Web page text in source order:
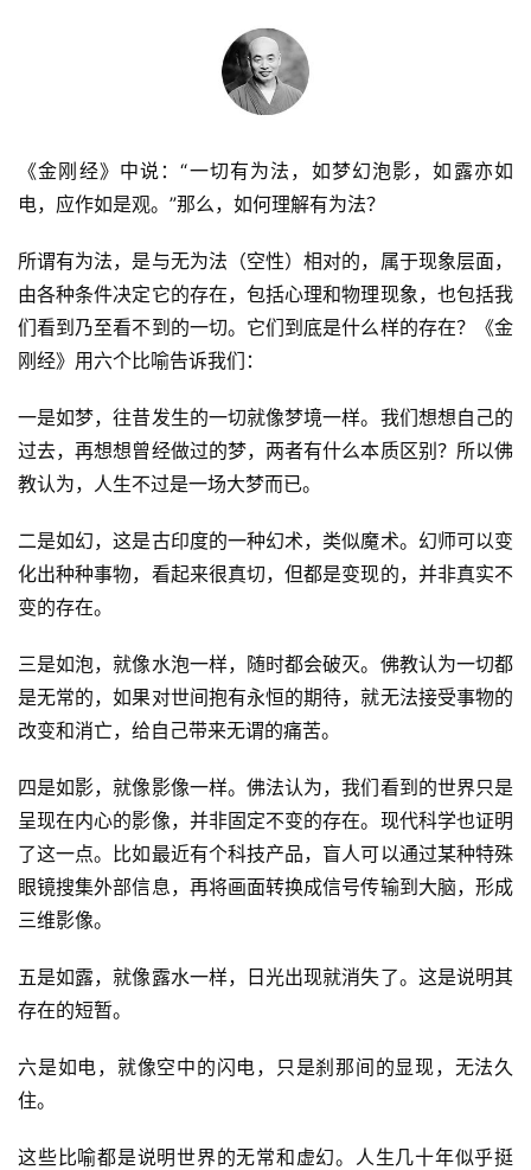
《金刚经》中说：“一切有为法，如梦幻泡影，如露亦如
电，应作如是观。”那么，如何理解有为法？
所谓有为法，是与无为法（空性）相对的，属于现象层面，
由各种条件决定它的存在，包括心理和物理现象，也包括我
们看到乃至看不到的一切。它们到底是什么样的存在？《金
刚经》用六个比喻告诉我们：
一是如梦，往昔发生的一切就像梦境一样。我们想想自己的
过去，再想想曾经做过的梦，两者有什么本质区别？所以佛
教认为，人生不过是一场大梦而已。
二是如幻，这是古印度的一种幻术，类似魔术。幻师可以变
化出种种事物，看起来很真切，但都是变现的，并非真实不
变的存在。
三是如泡，就像水泡一样，随时都会破灭。佛教认为一切都
是无常的，如果对世间抱有永恒的期待，就无法接受事物的
改变和消亡，给自己带来无谓的痛苦。
四是如影，就像影像一样。佛法认为，我们看到的世界只是
呈现在内心的影像，并非固定不变的存在。现代科学也证明
了这一点。比如最近有个科技产品，盲人可以通过某种特殊
眼镜搜集外部信息，再将画面转换成信号传输到大脑，形成
三维影像。
五是如露，就像露水一样，日光出现就消失了。这是说明其
存在的短暂。
六是如电，就像空中的闪电，只是刹那间的显现，无法久
住。
这些比喻都是说明世界的无常和虚幻。人生几十年似乎挺